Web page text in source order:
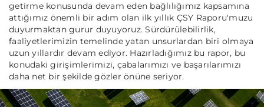
getirme konusunda devam eden bağlılığımız kapsamına
attığımız önemli bir adım olan ilk yıllık ÇSY Raporu'muzu
duyurmaktan gurur duyuyoruz. Sürdürülebilirlik,
faaliyetlerimizin temelinde yatan unsurlardan biri olmaya
uzun yıllardır devam ediyor. Hazırladığımız bu rapor, bu
konudaki girişimlerimizi, çabalarımızı ve başarılarımızı
daha net bir şekilde gözler önüne seriyor.